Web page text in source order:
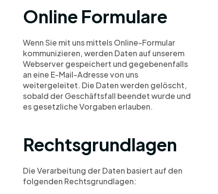
Online Formulare
Wenn Sie mit uns mittels Online-Formular
kommunizieren, werden Daten auf unserem
Webserver gespeichert und gegebenenfalls
an eine E-Mail-Adresse von uns
weitergeleitet. Die Daten werden gelöscht,
sobald der Geschäftsfall beendet wurde und
es gesetzliche Vorgaben erlauben.
Rechtsgrundlagen
Die Verarbeitung der Daten basiert auf den
folgenden Rechtsgrundlagen: